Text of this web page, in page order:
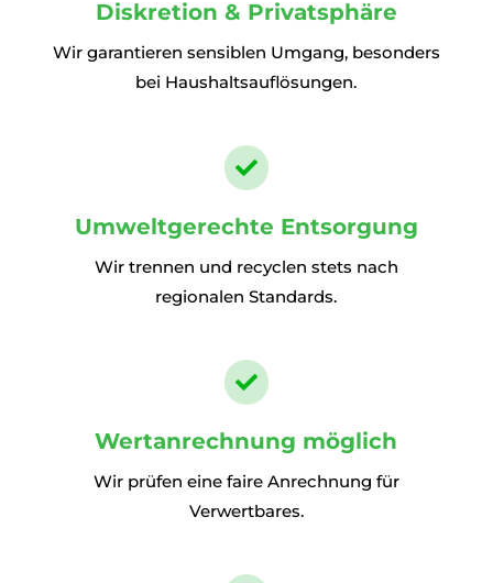
Diskretion & Privatsphäre
Wir garantieren sensiblen Umgang, besonders
bei Haushaltsauflösungen.

Umweltgerechte Entsorgung
Wir trennen und recyclen stets nach
regionalen Standards.

Wertanrechnung möglich
Wir prüfen eine faire Anrechnung für
Verwertbares.